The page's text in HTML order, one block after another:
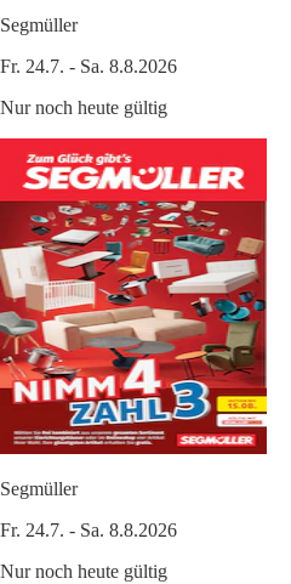
Segmüller
Fr. 24.7. - Sa. 8.8.2026
Nur noch heute gültig
Segmüller
Fr. 24.7. - Sa. 8.8.2026
Nur noch heute gültig